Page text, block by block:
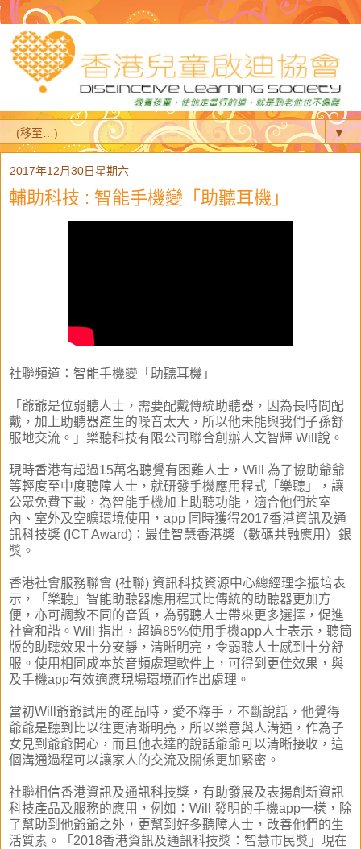
▼
2017年12月30日星期六
輔助科技 : 智能手機變「助聽耳機」
社聯頻道：智能手機變「助聽耳機」
「爺爺是位弱聽人士，需要配戴傳統助聽器，因為長時間配
戴，加上助聽器產生的噪音太大，所以他未能與我們子孫舒
服地交流。」樂聽科技有限公司聯合創辦人文智輝 Will說。
現時香港有超過15萬名聽覺有困難人士，Will 為了協助爺爺
等輕度至中度聽障人士，就研發手機應用程式「樂聽」，讓
公眾免費下載，為智能手機加上助聽功能，適合他們於室
內、室外及空曠環境使用，app 同時獲得2017香港資訊及通
訊科技獎 (ICT Award)：最佳智慧香港獎（數碼共融應用）銀
獎。
香港社會服務聯會 (社聯) 資訊科技資源中心總經理李振培表
示，「樂聽」智能助聽器應用程式比傳統的助聽器更加方
便，亦可調教不同的音質，為弱聽人士帶來更多選擇，促進
社會和諧。Will 指出，超過85%使用手機app人士表示，聽筒
版的助聽效果十分安靜，清晰明亮，令弱聽人士感到十分舒
服。使用相同成本於音頻處理軟件上，可得到更佳效果，與
及手機app有效適應現場環境而作出處理。
當初Will爺爺試用的產品時，愛不釋手，不斷說話，他覺得
爺爺是聽到比以往更清晰明亮，所以樂意與人溝通，作為子
女見到爺爺開心，而且他表達的說話爺爺可以清晰接收，這
個溝通過程可以讓家人的交流及關係更加緊密。
社聯相信香港資訊及通訊科技獎，有助發展及表揚創新資訊
科技產品及服務的應用，例如：Will 發明的手機app一樣，除
了幫助到他爺爺之外，更幫到好多聽障人士，改善他們的生
活質素。「2018香港資訊及通訊科技獎：智慧市民獎」現在